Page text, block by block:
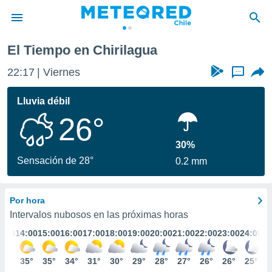
de
por
se
calidad.
a este
las
y
forma
digital
basada
El Tiempo en Chirilagua
22:17 Viernes ...
Lluvia débil
26°
Sensación de 28°
30%
0.2 mm
Por hora
Intervalos nubosos en las próximas horas
14:00
35°
15:00
35°
16:00
34°
17:00
31°
18:00
30°
19:00
29°
20:00
28°
21:00
27°
22:00
26°
23:00
26°
24:00
25°